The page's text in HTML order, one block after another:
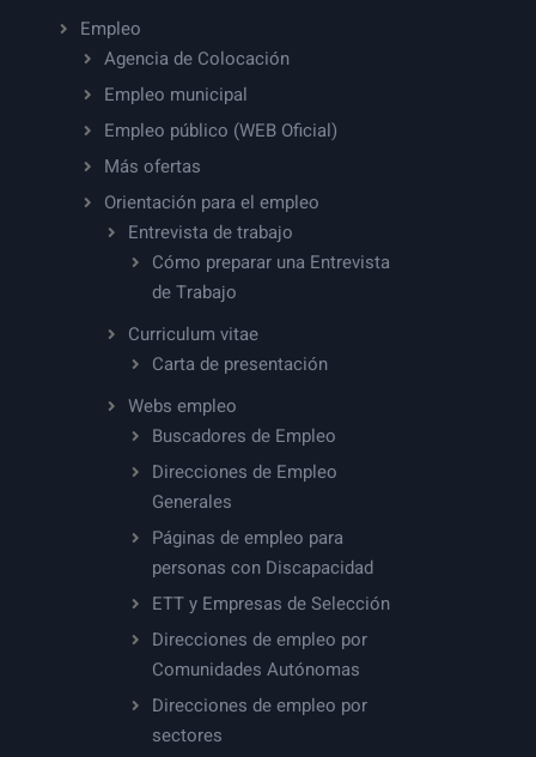
Empleo
Agencia de Colocación
Empleo municipal
Empleo público (WEB Oficial)
Más ofertas
Orientación para el empleo
Entrevista de trabajo
Cómo preparar una Entrevista
de Trabajo
Curriculum vitae
Carta de presentación
Webs empleo
Buscadores de Empleo
Direcciones de Empleo
Generales
Páginas de empleo para
personas con Discapacidad
ETT y Empresas de Selección
Direcciones de empleo por
Comunidades Autónomas
Direcciones de empleo por
sectores